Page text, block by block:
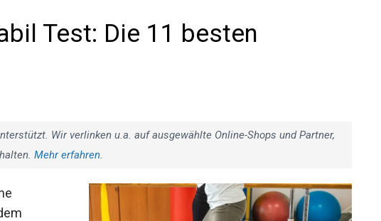
Test: Die 11 besten
Wir verlinken u.a. auf ausgewählte Online-Shops und Partner,
Mehr erfahren.